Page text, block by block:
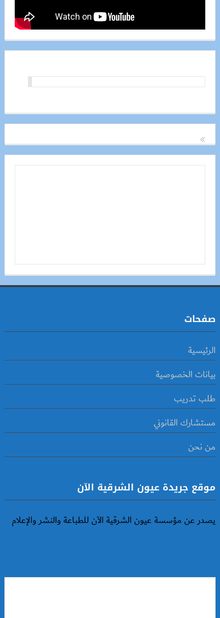
صفحات
الرئيسية
بيانات الخصوصية
طلب تدريب
مستشارك القانوني
من نحن
موقع جريدة عيون الشرقية الآن
يصدر عن مؤسسة عيون الشرقية الآن للطباعة والنشر والإعلام